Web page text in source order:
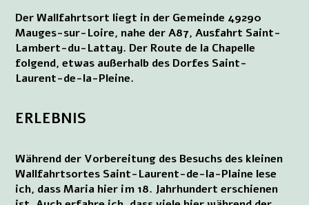
Der Wallfahrtsort liegt in der Gemeinde 49290
Mauges-sur-Loire, nahe der A87, Ausfahrt Saint-
Lambert-du-Lattay. Der Route de la Chapelle
folgend, etwas außerhalb des Dorfes Saint-
Laurent-de-la-Pleine.
ERLEBNIS
Während der Vorbereitung des Besuchs des kleinen
Wallfahrtsortes Saint-Laurent-de-la-Plaine lese
ich, dass Maria hier im 18. Jahrhundert erschienen